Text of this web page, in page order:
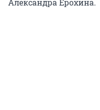
Александра Ерохина.